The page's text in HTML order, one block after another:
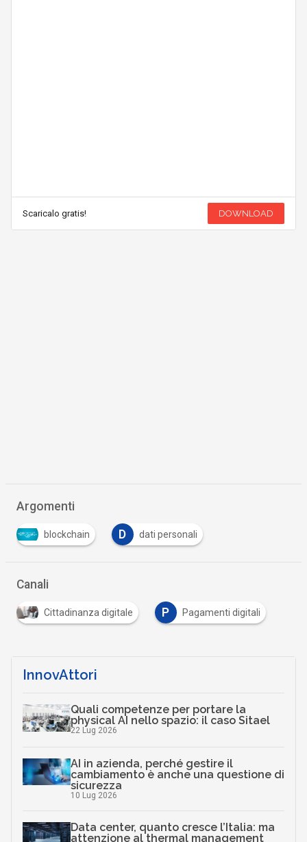
Scaricalo gratis! DOWNLOAD
Argomenti
blockchain D dati personali
Canali
Cittadinanza digitale P Pagamenti digitali
InnovAttori
Quali competenze per portare la
physical AI nello spazio: il caso Sitael
22 Lug 2026
AI in azienda, perché gestire il
cambiamento è anche una questione di
sicurezza
10 Lug 2026
Data center, quanto cresce l’Italia: ma
attenzione al thermal management